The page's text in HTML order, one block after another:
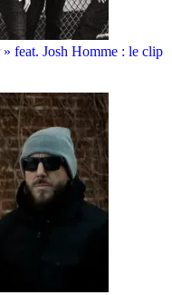
feat. Josh Homme : le clip